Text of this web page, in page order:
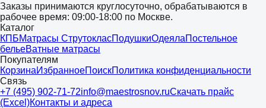
Заказы принимаются круглосуточно, обрабатываются в
рабочее время: 09:00-18:00 по Москве.
Каталог
КПБМатрасы СтрутокласПодушкиОдеялаПостельное
бельеВатные матрасы
Покупателям
КорзинаИзбранноеПоискПолитика конфиденциальности
Связь
+7 (495) 902-71-72info@maestrosnov.ruСкачать прайс
(Excel)Контакты и адреса